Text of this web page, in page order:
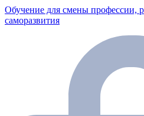
Обучение для смены профессии,
саморазвития